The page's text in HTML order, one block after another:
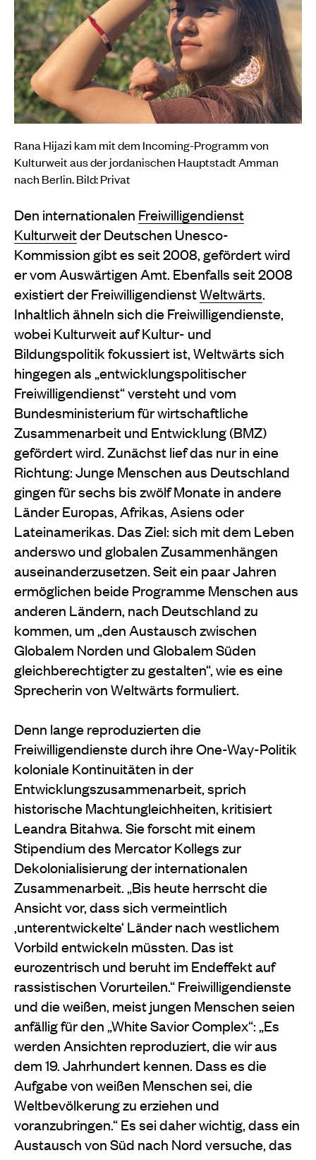
Rana Hijazi kam mit dem Incoming-Programm von
Kulturweit aus der jordanischen Hauptstadt Amman
nach Berlin. Bild: Privat
Den internationalen Freiwilligendienst
Kulturweitder Deutschen Unesco-
Kommission gibt es seit 2008, gefördert wird
er vom Auswärtigen Amt. Ebenfalls seit 2008
existiert der FreiwilligendienstWeltwärts.
Inhaltlich ähneln sich die Freiwilligendienste,
wobei Kulturweit auf Kultur- und
Bildungspolitik fokussiert ist, Weltwärts sich
hingegen als „entwicklungspolitischer
Freiwilligendienst“ versteht und vom
Bundesministerium für wirtschaftliche
Zusammenarbeit und Entwicklung (BMZ)
gefördert wird. Zunächst lief das nur in eine
Richtung: Junge Menschen aus Deutschland
gingen für sechs bis zwölf Monate in andere
Länder Europas, Afrikas, Asiens oder
Lateinamerikas. Das Ziel: sich mit dem Leben
anderswo und globalen Zusammenhängen
auseinanderzusetzen. Seit ein paar Jahren
ermöglichen beide Programme Menschen aus
anderen Ländern, nach Deutschland zu
kommen, um „den Austausch zwischen
Globalem Norden und Globalem Süden
gleichberechtigter zu gestalten“, wie es eine
Sprecherin von Weltwärts formuliert.
Denn lange reproduzierten die
Freiwilligendienste durch ihre One-Way-Politik
koloniale Kontinuitäten in der
Entwicklungszusammenarbeit, sprich
historische Machtungleichheiten, kritisiert
Leandra Bitahwa. Sie forscht mit einem
Stipendium des Mercator Kollegs zur
Dekolonialisierung der internationalen
Zusammenarbeit. „Bis heute herrscht die
Ansicht vor, dass sich vermeintlich
,unterentwickelte‘ Länder nach westlichem
Vorbild entwickeln müssten. Das ist
eurozentrisch und beruht im Endeffekt auf
rassistischen Vorurteilen.“ Freiwilligendienste
und die weißen, meist jungen Menschen seien
anfällig für den „White Savior Complex“: „Es
werden Ansichten reproduziert, die wir aus
dem 19. Jahrhundert kennen. Dass es die
Aufgabe von weißen Menschen sei, die
Weltbevölkerung zu erziehen und
voranzubringen.“ Es sei daher wichtig, dass ein
Austausch von Süd nach Nord versuche, das